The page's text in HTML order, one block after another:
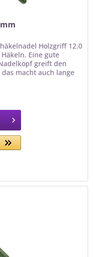
Holzgriff 12.0
Eine gute
greift den
macht auch lange
lieben wirst ✓...